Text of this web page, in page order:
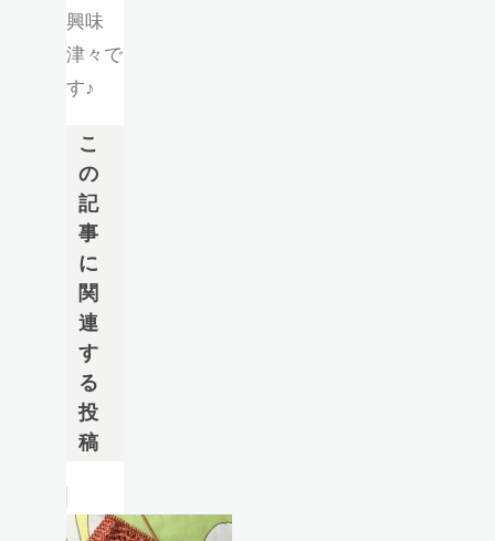
興味
津々で
す♪
こ
の
記
事
に
関
連
す
る
投
稿